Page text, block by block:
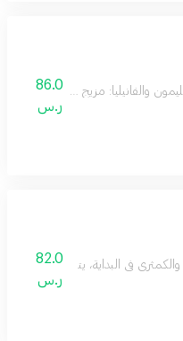
والفانيليا: مزيج أنيق من
86.0
ر.س
في البداية، يتناغم مع قلب من
82.0
ر.س